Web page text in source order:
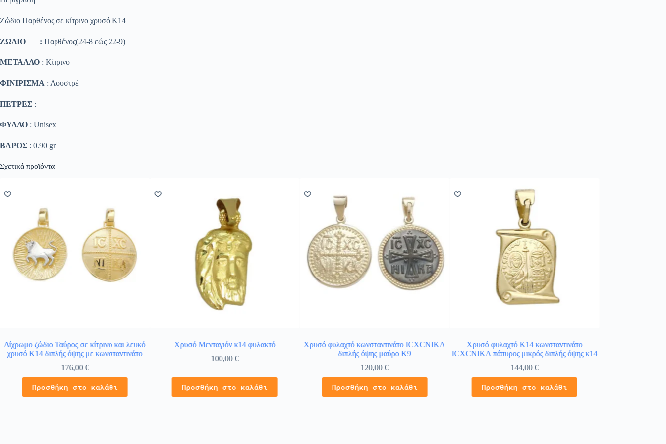
Zώδιο Παρθένος σε κίτρινο χρυσό Κ14
ΖΩΔΙΟ : Παρθένος(24-8 εώς 22-9)
ΜΕΤΑΛΛΟ : Κίτρινο
ΦΙΝΙΡΙΣΜΑ : Λουστρέ
ΠΕΤΡΕΣ : –
ΦΥΛΛΟ : Unisex
ΒΑΡΟΣ : 0.90 gr
Σχετικά προϊόντα
Δίχρωμο ζώδιο Ταύρος σε κίτρινο και λευκό
χρυσό Κ14 διπλής όψης με κωνσταντινάτο
176,00€
Προσθήκη στο καλάθι
Χρυσό Μενταγιόν κ14 φυλακτό
100,00€
Προσθήκη στο καλάθι
Χρυσό φυλαχτό κωνσταντινάτο ICXCNIKA
διπλής όψης μαύρο Κ9
120,00€
Προσθήκη στο καλάθι
Χρυσό φυλαχτό Κ14 κωνσταντινάτο
ICXCNIKA πάπυρος μικρός διπλής όψης κ14
144,00€
Προσθήκη στο καλάθι